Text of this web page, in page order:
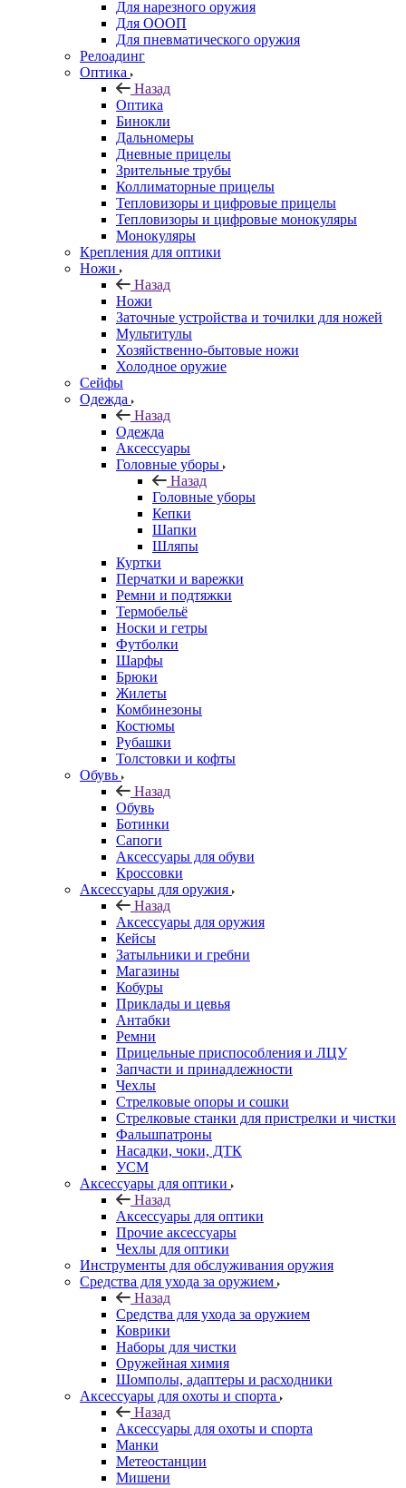
Для нарезного оружия
Для ОООП
Для пневматического оружия
Релоадинг
Оптика
Назад
Оптика
Бинокли
Дальномеры
Дневные прицелы
Зрительные трубы
Коллиматорные прицелы
Тепловизоры и цифровые прицелы
Тепловизоры и цифровые монокуляры
Монокуляры
Крепления для оптики
Ножи
Назад
Ножи
Заточные устройства и точилки для ножей
Мультитулы
Хозяйственно-бытовые ножи
Холодное оружие
Сейфы
Одежда
Назад
Одежда
Аксессуары
Головные уборы
Назад
Головные уборы
Кепки
Шапки
Шляпы
Куртки
Перчатки и варежки
Ремни и подтяжки
Термобельё
Носки и гетры
Футболки
Шарфы
Брюки
Жилеты
Комбинезоны
Костюмы
Рубашки
Толстовки и кофты
Обувь
Назад
Обувь
Ботинки
Сапоги
Аксессуары для обуви
Кроссовки
Аксессуары для оружия
Назад
Аксессуары для оружия
Кейсы
Затыльники и гребни
Магазины
Кобуры
Приклады и цевья
Антабки
Ремни
Прицельные приспособления и ЛЦУ
Запчасти и принадлежности
Чехлы
Стрелковые опоры и сошки
Стрелковые станки для пристрелки и чистки
Фальшпатроны
Насадки, чоки, ДТК
УСМ
Аксессуары для оптики
Назад
Аксессуары для оптики
Прочие аксессуары
Чехлы для оптики
Инструменты для обслуживания оружия
Средства для ухода за оружием
Назад
Средства для ухода за оружием
Коврики
Наборы для чистки
Оружейная химия
Шомполы, адаптеры и расходники
Аксессуары для охоты и спорта
Назад
Аксессуары для охоты и спорта
Манки
Метеостанции
Мишени